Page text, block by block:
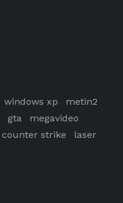
windows xp
metin2
gta
megavideo
counter strike laser